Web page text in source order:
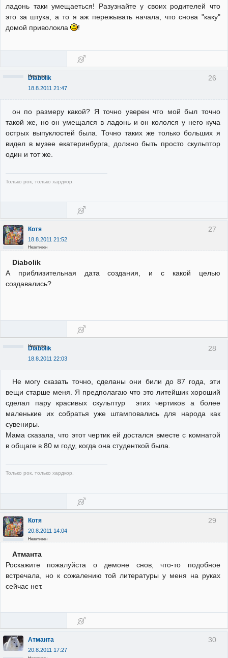
ладонь таки умещаеться! Разузнайте у своих родителей что
это за штука, а то я аж пережывать начала, что снова "каку"
домой приволокла
!
26
Diabolik
18.8.2011 21:47
Неактивен
он по размеру какой? Я точно уверен что мой был точно
такой же, но он умещался в ладонь и он кололся у него куча
острых выпуклостей была. Точно таких же только больших я
видел в музее екатеринбурга, должно быть просто скульптор
один и тот же.
Только рок, только хардкор.
27
Котя
18.8.2011 21:52
Неактивен
Diabolik
А приблизительная дата создания, и с какой целью
создавались?
28
Diabolik
18.8.2011 22:03
Неактивен
Не могу сказать точно, сделаны они били до 87 года, эти
вещи старше меня. Я предполагаю что это литейшик хороший
сделал пару красивых скульптур этих чертиков а более
маленькие их собратья уже штамповались для народа как
сувениры.
Мама сказала, что этот чертик ей достался вместе с комнатой
в общаге в 80 м году, когда она студенткой была.
Только рок, только хардкор.
29
Котя
20.8.2011 14:04
Неактивен
Атманта
Роскажите пожалуйста о демоне снов, что-то подобное
встречала, но к сожалению той литературы у меня на руках
сейчас нет.
30
Атманта
20.8.2011 17:27